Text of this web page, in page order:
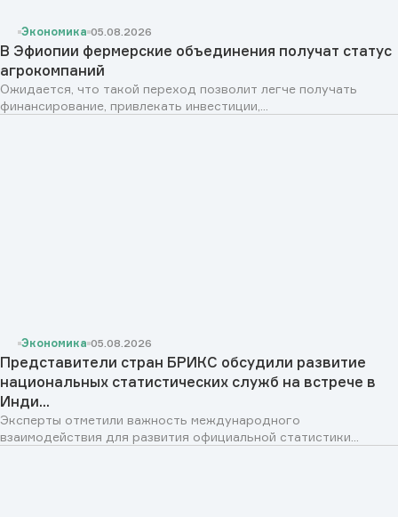
Экономика 05.08.2026
В Эфиопии фермерские объединения получат статус
агрокомпаний
Ожидается, что такой переход позволит легче получать
финансирование, привлекать инвестиции,...
Экономика 05.08.2026
Представители стран БРИКС обсудили развитие
национальных статистических служб на встрече в
Инди...
Эксперты отметили важность международного
взаимодействия для развития официальной статистики...